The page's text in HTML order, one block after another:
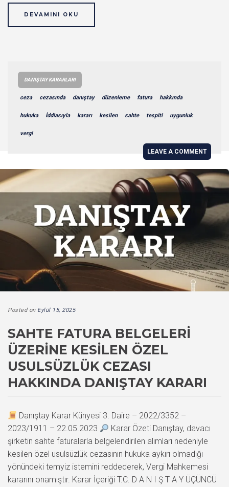
DEVAMINI OKU
DANIŞTAY KARARLARI
ceza cezasında danıştay düzenleme fatura hakkında
hukuka İddiasıyla kararı kesilen sahte tespiti uygunluk
vergi
LEAVE A COMMENT
Posted on Eylül 15, 2025
SAHTE FATURA BELGELERI
ÜZERINE KESILEN ÖZEL
USULSÜZLÜK CEZASI
HAKKINDA DANIŞTAY KARARI
Danıştay Karar Künyesi 3. Daire – 2022/3352 –
2023/1911 – 22.05.2023
Karar Özeti Danıştay, davacı
şirketin sahte faturalarla belgelendirilen alımları nedeniyle
kesilen özel usulsüzlük cezasının hukuka aykırı olmadığı
yönündeki temyiz istemini reddederek, Vergi Mahkemesi
kararını onamıştır. Karar İçeriği T.C. D A N I Ş T A Y ÜÇÜNCÜ